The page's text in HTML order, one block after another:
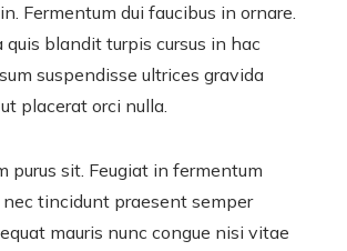
Fermentum dui faucibus in ornare.
quis blandit turpis cursus in hac
suspendisse ultrices gravida
placerat orci nulla.
purus sit. Feugiat in fermentum
nec tincidunt praesent semper
mauris nunc congue nisi vitae